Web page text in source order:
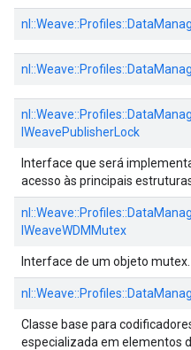
nl::Weave::Profiles::
nl::Weave::Profiles::
nl::Weave::Profiles::
IWeavePublisherLock
Interface que será
acesso às principais
nl::Weave::Profiles::
IWeaveWDMMutex
Interface de um objeto mutex.
nl::Weave::Profiles::
Classe base para
especializada em elementos